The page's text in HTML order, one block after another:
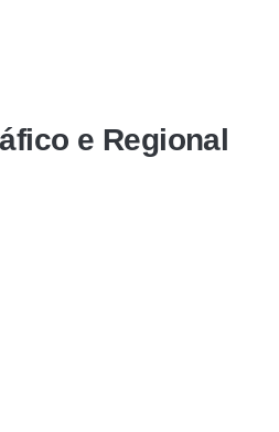
e Regional